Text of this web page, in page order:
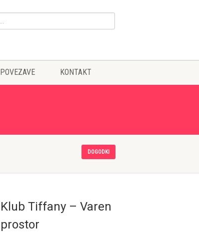
POVEZAVE KONTAKT
DOGODKI
Klub Tiffany – Varen
prostor